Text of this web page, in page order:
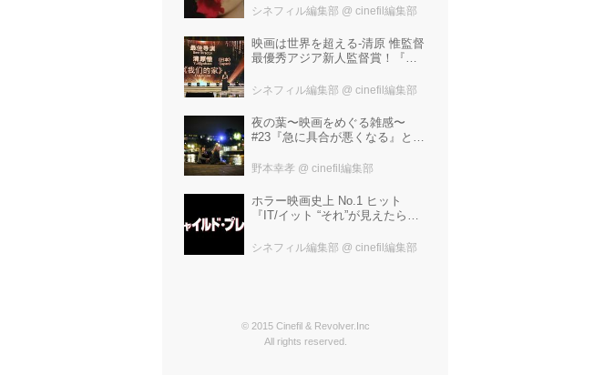
ントから選ばれた、大島渚、塚
シネフィル編集部 @ cinefil編集部
映画は世界を超える-清原 惟監督
最優秀アジア新人監督賞！『わ
中国最大の映画祭「上海国際映
シネフィル編集部 @ cinefil編集部
夜の葉〜映画をめぐる雑感〜
#23『急に具合が悪くなる』と宮
が悪くなる』
野本幸孝 @ cinefil編集部
ホラー映画史上 No.1 ヒット
『IT/イット “それ”が見えたら、
残る“殺人人形”トラウマ映画『チ
シネフィル編集部 @ cinefil編集部
© 2015 Cinefil & Revolver.Inc
All rights reserved.